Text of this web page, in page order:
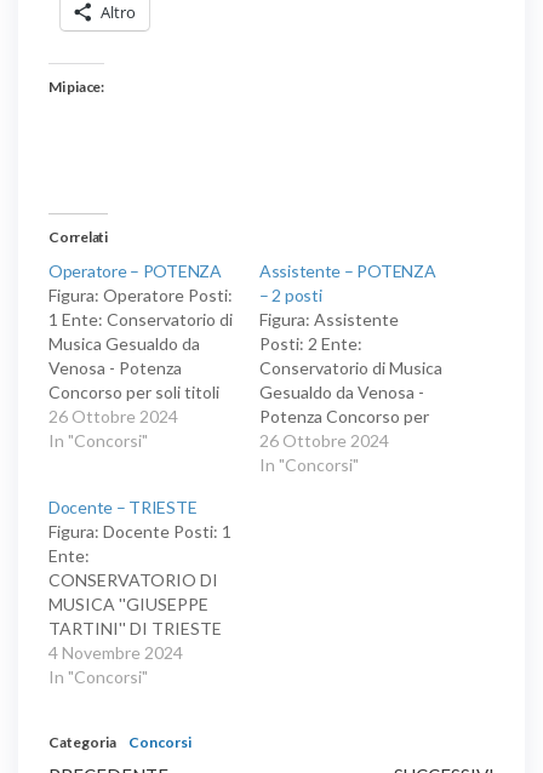
Altro
Mi piace:
Correlati
Operatore – POTENZA
Figura: Operatore Posti:
1 Ente: Conservatorio di
Musica Gesualdo da
Venosa - Potenza
Concorso per soli titoli
per l’aggiornamento e/o
nuova inclusione della
profilo professionale di
OPERATORE
26 Ottobre 2024
In "Concorsi"
Assistente – POTENZA
– 2 posti
Figura: Assistente
Posti: 2 Ente:
Conservatorio di Musica
Gesualdo da Venosa -
Potenza Concorso per
soli titoli per
l’aggiornamento e/o
26 Ottobre 2024
In "Concorsi"
Docente – TRIESTE
Figura: Docente Posti: 1
Ente:
CONSERVATORIO DI
MUSICA ''GIUSEPPE
TARTINI'' DI TRIESTE
RECLUTAMENTO A
TEMPO
FASCIA NEI
4 Novembre 2024
In "Concorsi"
Categoria Concorsi